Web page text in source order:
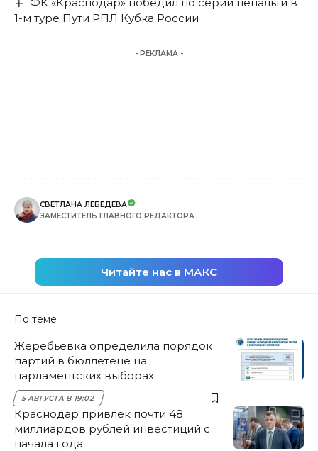
1-м туре Пути РПЛ Кубка России
- РЕКЛАМА -
СВЕТЛАНА ЛЕБЕДЕВА
ЗАМЕСТИТЕЛЬ ГЛАВНОГО РЕДАКТОРА
Читайте нас в МАКС
По теме
Жеребьевка определила порядок
партий в бюллетене на
парламентских выборах
5 АВГУСТА В 19:02
Краснодар привлек почти 48
миллиардов рублей инвестиций с
начала года